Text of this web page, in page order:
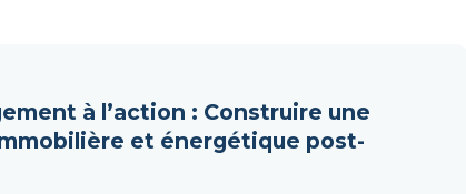
à l’action : Construire une
et énergétique post-